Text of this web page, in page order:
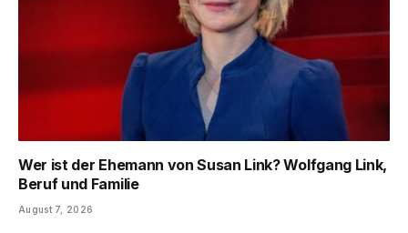
Wer ist der Ehemann von Susan Link? Wolfgang Link,
Beruf und Familie
August 7, 2026